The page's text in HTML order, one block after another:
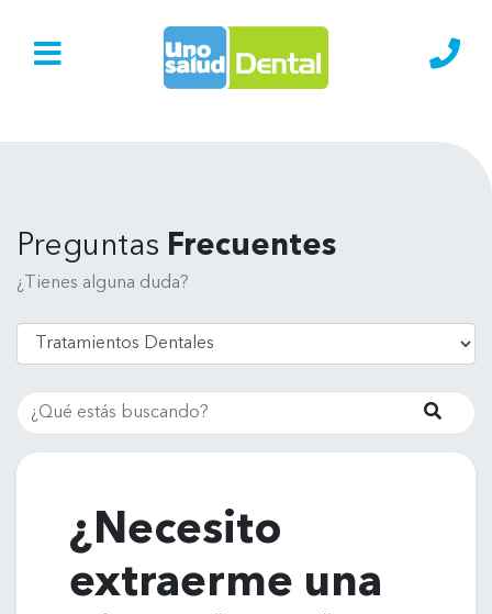
Preguntas Frecuentes
¿Tienes alguna duda?
Buscar Buscar
¿Necesito
extraerme una